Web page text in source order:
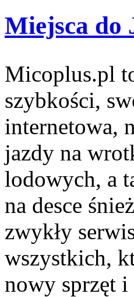
Miejsca do
Micoplus.pl
szybkości,
internetowa,
jazdy na
lodowych, a
na desce
zwykły
wszystkich,
nowy sprzęt